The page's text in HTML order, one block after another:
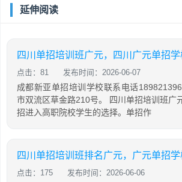
延伸阅读
四川单招培训班广元，四川广元单招学
点击：81 发布时间：2026-06-07
成都新亚单招培训学校联系电话
市双流区草金路210号。 四川单招培训班广
招进入高职院校学生的选择。单招作
四川单招培训班排名广元，广元单招学
点击：175 发布时间：2026-06-06